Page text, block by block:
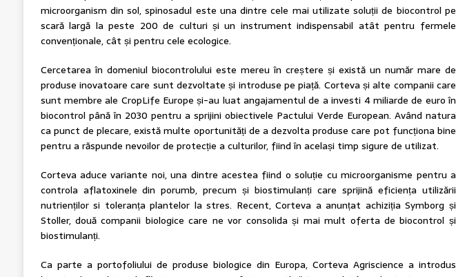
microorganism din sol, spinosadul este una dintre cele mai utilizate soluții de biocontrol pe
scară largă la peste 200 de culturi și un instrument indispensabil atât pentru fermele
convenționale, cât și pentru cele ecologice.
Cercetarea în domeniul biocontrolului este mereu în creștere și există un număr mare de
produse inovatoare care sunt dezvoltate și introduse pe piață. Corteva și alte companii care
sunt membre ale CropLife Europe și-au luat angajamentul de a investi 4 miliarde de euro în
biocontrol până în 2030 pentru a sprijini obiectivele Pactului Verde European. Având natura
ca punct de plecare, există multe oportunități de a dezvolta produse care pot funcționa bine
pentru a răspunde nevoilor de protecție a culturilor, fiind în același timp sigure de utilizat.
Corteva aduce variante noi, una dintre acestea fiind o soluție cu microorganisme pentru a
controla aflatoxinele din porumb, precum și biostimulanți care sprijină eficiența utilizării
nutrienților si toleranța plantelor la stres. Recent, Corteva a anunțat achiziția Symborg și
Stoller, două companii biologice care ne vor consolida și mai mult oferta de biocontrol și
biostimulanți.
Ca parte a portofoliului de produse biologice din Europa, Corteva Agriscience a introdus